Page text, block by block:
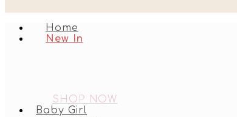
Home
New In
SHOP NOW
Baby Girl